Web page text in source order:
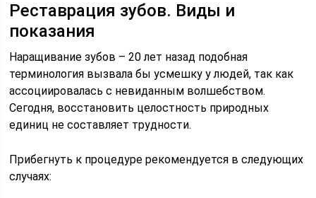
Реставрация зубов. Виды и
показания
Наращивание зубов – 20 лет назад подобная
терминология вызвала бы усмешку у людей, так как
ассоциировалась с невиданным волшебством.
Сегодня, восстановить целостность природных
единиц не составляет трудности.
Прибегнуть к процедуре рекомендуется в следующих
случаях: